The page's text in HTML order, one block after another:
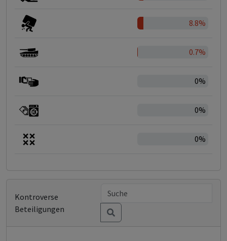
8.8%
0.7%
0%
0%
0%
Kontroverse
Beteiligungen